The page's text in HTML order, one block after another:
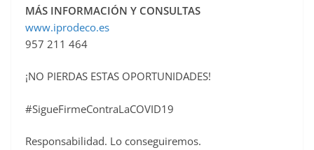
MÁS INFORMACIÓN Y CONSULTAS
www.iprodeco.es
957 211 464
¡NO PIERDAS ESTAS OPORTUNIDADES!
#SigueFirmeContraLaCOVID19
Responsabilidad. Lo conseguiremos.